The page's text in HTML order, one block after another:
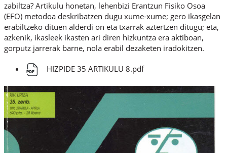
zabiltza? Artikulu honetan, lehenbizi Erantzun Fisiko Osoa
(EFO) metodoa deskribatzen dugu xume-xume; gero ikasgelan
erabiltzeko dituen alderdi on eta txarrak aztertzen ditugu; eta,
azkenik, ikasleek ikasten ari diren hizkuntza era aktiboan,
gorputz jarrerak barne, nola erabil dezaketen iradokitzen.
HIZPIDE 35 ARTIKULU 8.pdf